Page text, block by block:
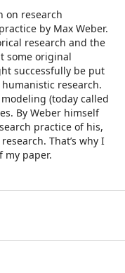
on research
by Max Weber.
research and the
some original
successfully be put
research.
(today called
By Weber himself
practice of his,
That’s why I
my paper.